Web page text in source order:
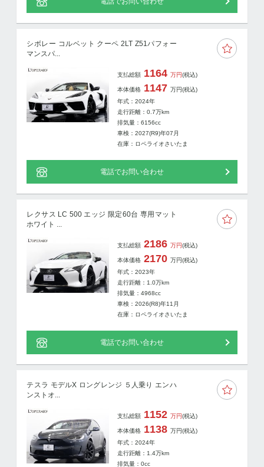
シボレー コルベット クーペ 2LT Z51パフォー
マンスパ...
支払総額 1164 万円(税込)
本体価格 1147 万円(税込)
年式：2024年
走行距離：0.7万km
排気量：6156cc
車検：2027(R9)年07月
在庫：ロペライオさいたま
電話でお問い合わせ
レクサス LC 500 エッジ 限定60台 専用マット
ホワイト ...
支払総額 2186 万円(税込)
本体価格 2170 万円(税込)
年式：2023年
走行距離： 1.0万km
排気量：4968cc
車検：2026(R8)年11月
在庫：ロペライオさいたま
電話でお問い合わせ
テスラ モデルX ロングレンジ ５人乗り エンハ
ンストオ...
支払総額 1152 万円(税込)
本体価格 1138 万円(税込)
年式：2024年
走行距離： 1.4万km
排気量：0cc